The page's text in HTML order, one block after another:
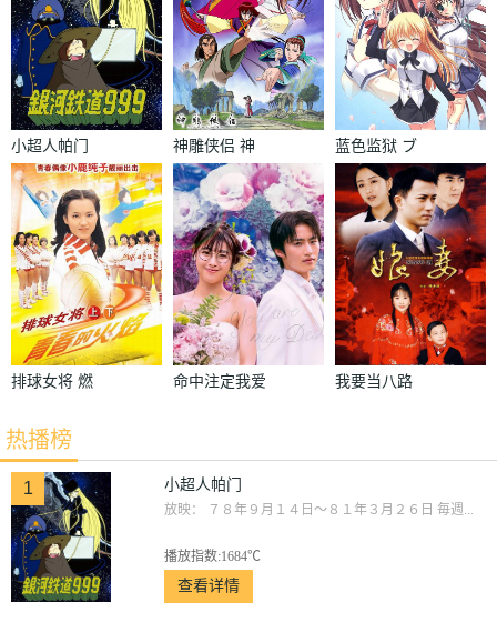
小超人帕门
神雕侠侣 神
鵰侠侶 コン
ドルヒーロー
蓝色监狱 ブ
ルーロック
排球女将 燃
命中注定我爱
You
我要当八路
热播榜
1 小超人帕门
放映： ７８年９月１４日～８１年３月２６日 毎週...
播放指数:1684℃
查看详情